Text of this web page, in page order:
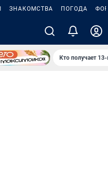
ЗНАКОМСТВА ПОГОДА
Кто получает